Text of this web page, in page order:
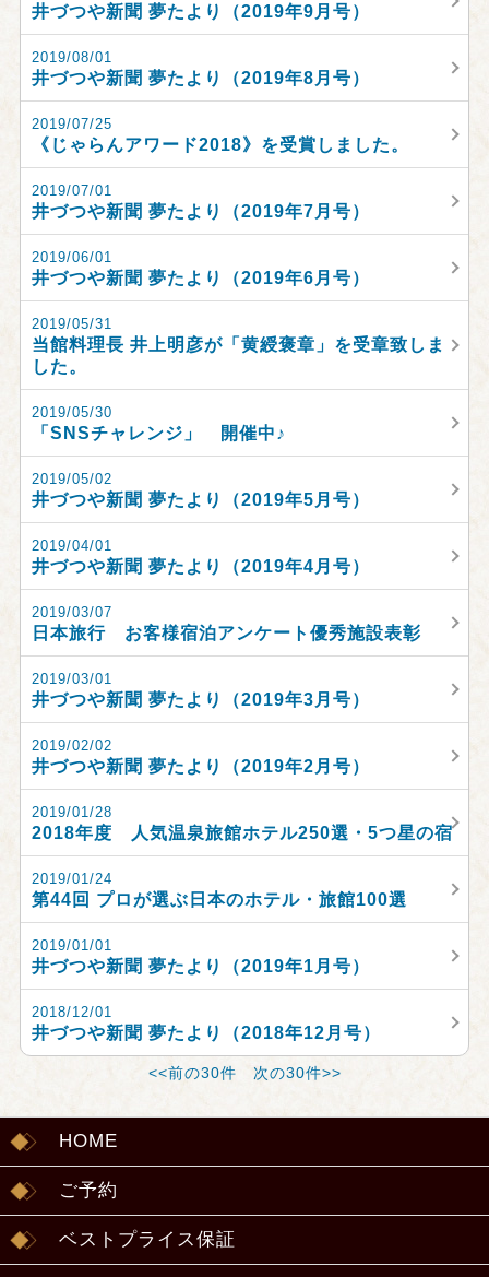
井づつや新聞 夢たより（2019年9月号）
2019/08/01
井づつや新聞 夢たより（2019年8月号）
2019/07/25
《じゃらんアワード2018》を受賞しました。
2019/07/01
井づつや新聞 夢たより（2019年7月号）
2019/06/01
井づつや新聞 夢たより（2019年6月号）
2019/05/31
当館料理長 井上明彦が「黄綬褒章」を受章致しま
した。
2019/05/30
「SNSチャレンジ」 開催中♪
2019/05/02
井づつや新聞 夢たより（2019年5月号）
2019/04/01
井づつや新聞 夢たより（2019年4月号）
2019/03/07
日本旅行 お客様宿泊アンケート優秀施設表彰
2019/03/01
井づつや新聞 夢たより（2019年3月号）
2019/02/02
井づつや新聞 夢たより（2019年2月号）
2019/01/28
2018年度 人気温泉旅館ホテル250選・5つ星の宿
2019/01/24
第44回 プロが選ぶ日本のホテル・旅館100選
2019/01/01
井づつや新聞 夢たより（2019年1月号）
2018/12/01
井づつや新聞 夢たより（2018年12月号）
<<前の30件 次の30件>>
HOME
ご予約
ベストプライス保証